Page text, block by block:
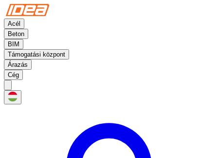
Acél
Beton
BIM
Támogatási központ
Árazás
Cég